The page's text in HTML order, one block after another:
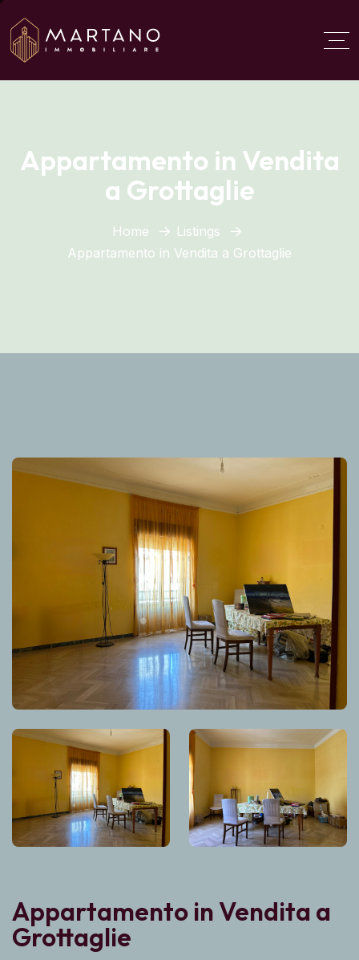
Aggiungi qui il testo del
titolo
Appartamento in Vendita
a Grottaglie
Home
Listings
Appartamento in Vendita a Grottaglie
Appartamento in Vendita a
Grottaglie